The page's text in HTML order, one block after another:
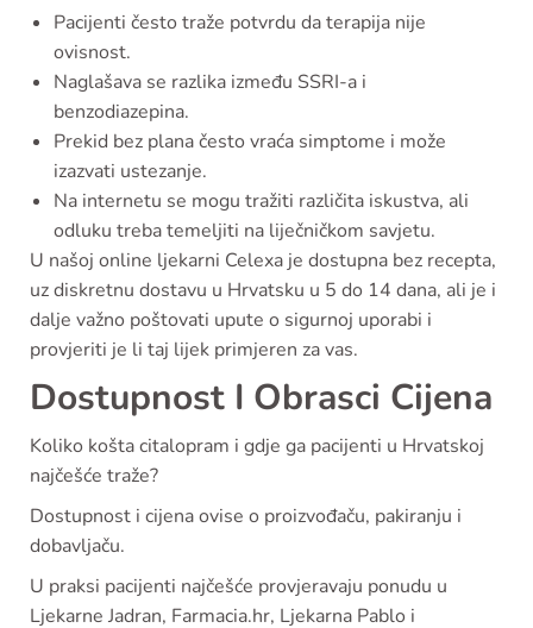
Pacijenti često traže potvrdu da terapija nije
ovisnost.
Naglašava se razlika između SSRI-a i
benzodiazepina.
Prekid bez plana često vraća simptome i može
izazvati ustezanje.
Na internetu se mogu tražiti različita iskustva, ali
odluku treba temeljiti na liječničkom savjetu.
U našoj online ljekarni Celexa je dostupna bez recepta,
uz diskretnu dostavu u Hrvatsku u 5 do 14 dana, ali je i
dalje važno poštovati upute o sigurnoj uporabi i
provjeriti je li taj lijek primjeren za vas.
Dostupnost I Obrasci Cijena
Koliko košta citalopram i gdje ga pacijenti u Hrvatskoj
najčešće traže?
Dostupnost i cijena ovise o proizvođaču, pakiranju i
dobavljaču.
U praksi pacijenti najčešće provjeravaju ponudu u
Ljekarne Jadran, Farmacia.hr, Ljekarna Pablo i